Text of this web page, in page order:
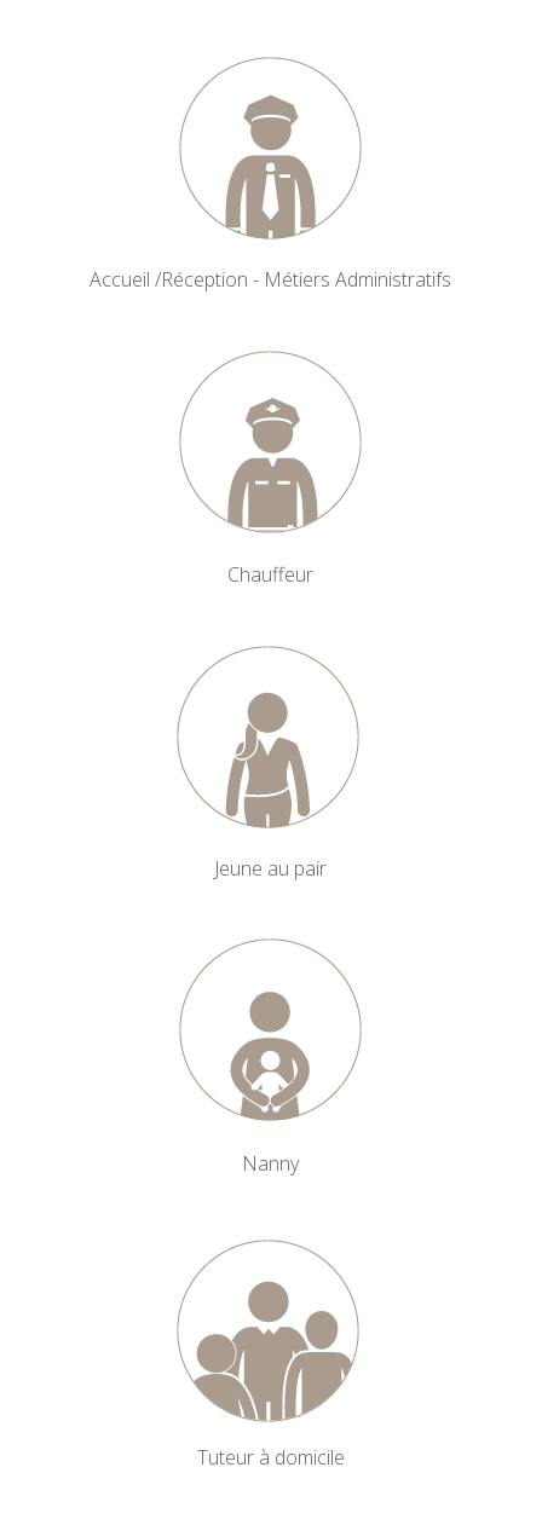
Accueil /Réception - Métiers Administratifs
Chauffeur
Jeune au pair
Nanny
Tuteur à domicile